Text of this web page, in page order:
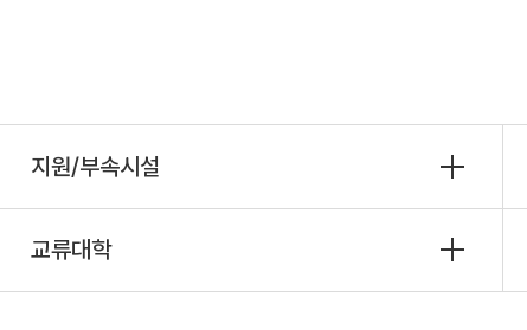
지원/부속시설
교류대학